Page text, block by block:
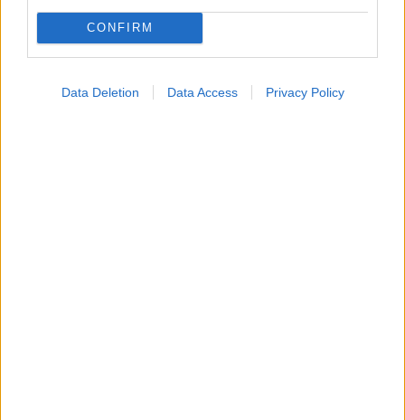
CONFIRM
Data Deletion Data Access Privacy Policy
Οι αλλαγές στο σώμα που θεωρούνται φυσιολογικές
με το πέρασμα του χρόνου